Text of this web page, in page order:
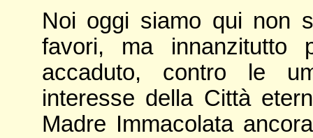
Noi oggi siamo qui non
favori, ma
accaduto, contro le
interesse della Città
Madre Immacolata